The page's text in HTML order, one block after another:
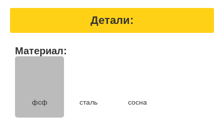
Детали:
Материал:
фсф сталь сосна